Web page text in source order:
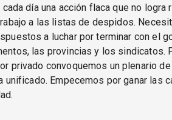
día una acción flaca que no logra
a las listas de despidos.
a luchar por terminar con el
las provincias y los sindicatos.
privado convoquemos un plenario
unificado. Empecemos por ganar las